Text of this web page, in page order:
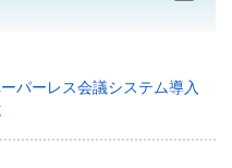
パーレス会議システム導入